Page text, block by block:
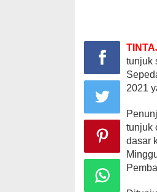
tunjuk
2021
tunjuk
dasar